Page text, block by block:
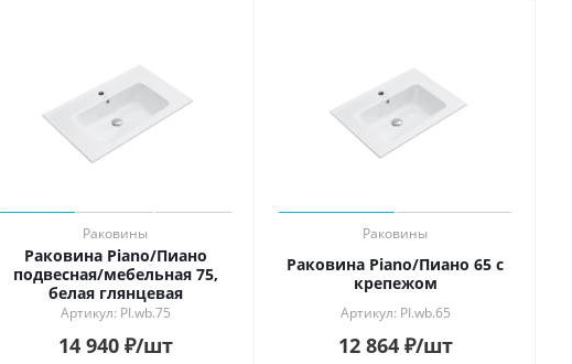
Раковины
Раковина Piano/Пиано
подвесная/мебельная 75,
белая глянцевая
Артикул: PI.wb.75
14 940₽/шт
Раковины
Раковина Piano/Пиано 65 с
крепежом
Артикул: PI.wb.65
12 864₽/шт